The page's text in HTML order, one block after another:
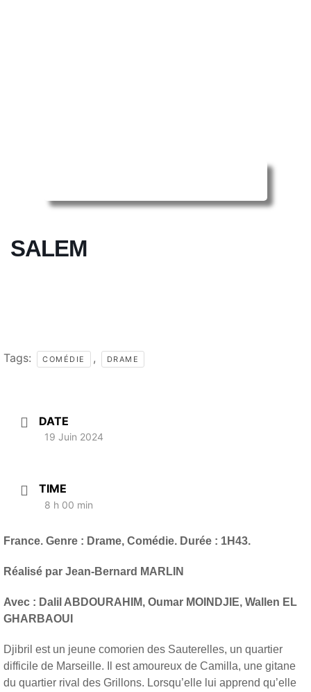
SALEM
Tags: COMÉDIE , DRAME
DATE
19 Juin 2024
TIME
8 h 00 min
France. Genre : Drame, Comédie. Durée : 1H43.
Réalisé par Jean-Bernard MARLIN
Avec : Dalil ABDOURAHIM, Oumar MOINDJIE, Wallen EL
GHARBAOUI
Djibril est un jeune comorien des Sauterelles, un quartier
difficile de Marseille. Il est amoureux de Camilla, une gitane
du quartier rival des Grillons. Lorsqu’elle lui apprend qu’elle